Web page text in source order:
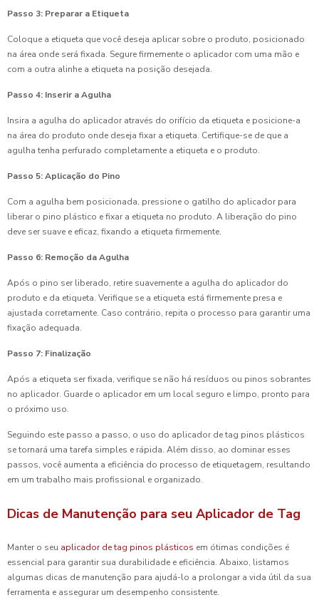
Passo 3: Preparar a Etiqueta
Coloque a etiqueta que você deseja aplicar sobre o produto, posicionado
na área onde será fixada. Segure firmemente o aplicador com uma mão e
com a outra alinhe a etiqueta na posição desejada.
Passo 4: Inserir a Agulha
Insira a agulha do aplicador através do orifício da etiqueta e posicione-a
na área do produto onde deseja fixar a etiqueta. Certifique-se de que a
agulha tenha perfurado completamente a etiqueta e o produto.
Passo 5: Aplicação do Pino
Com a agulha bem posicionada, pressione o gatilho do aplicador para
liberar o pino plástico e fixar a etiqueta no produto. A liberação do pino
deve ser suave e eficaz, fixando a etiqueta firmemente.
Passo 6: Remoção da Agulha
Após o pino ser liberado, retire suavemente a agulha do aplicador do
produto e da etiqueta. Verifique se a etiqueta está firmemente presa e
ajustada corretamente. Caso contrário, repita o processo para garantir uma
fixação adequada.
Passo 7: Finalização
Após a etiqueta ser fixada, verifique se não há resíduos ou pinos sobrantes
no aplicador. Guarde o aplicador em um local seguro e limpo, pronto para
o próximo uso.
Seguindo este passo a passo, o uso do aplicador de tag pinos plásticos
se tornará uma tarefa simples e rápida. Além disso, ao dominar esses
passos, você aumenta a eficiência do processo de etiquetagem, resultando
em um trabalho mais profissional e organizado.
Dicas de Manutenção para seu Aplicador de Tag
Manter o seu aplicador de tag pinos plásticos em ótimas condições é
essencial para garantir sua durabilidade e eficiência. Abaixo, listamos
algumas dicas de manutenção para ajudá-lo a prolongar a vida útil da sua
ferramenta e assegurar um desempenho consistente.